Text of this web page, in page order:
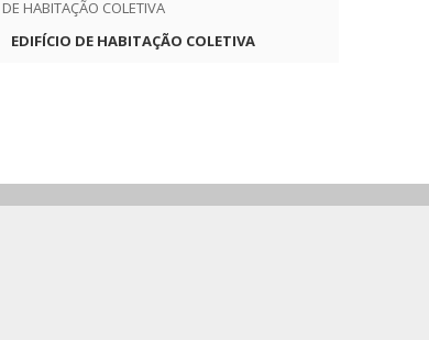
EDIFÍCIO DE HABITAÇÃO COLETIVA